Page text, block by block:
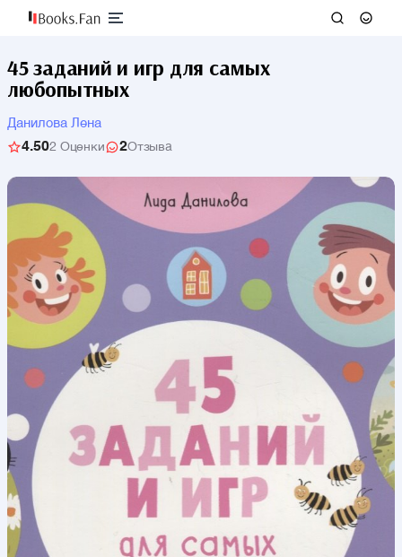
45 заданий и игр для самых
любопытных
Данилова Лена
4.502 Оценки 2Отзыва